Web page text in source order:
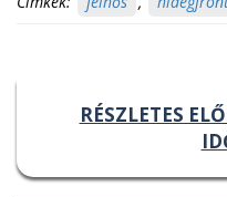
RÉSZLETES